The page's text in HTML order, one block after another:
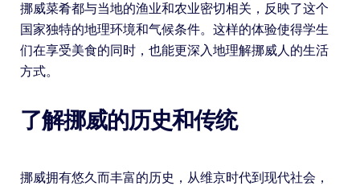
挪威菜肴都与当地的渔业和农业密切相关，反映了这个
国家独特的地理环境和气候条件。这样的体验使得学生
们在享受美食的同时，也能更深入地理解挪威人的生活
方式。
了解挪威的历史和传统
挪威拥有悠久而丰富的历史，从维京时代到现代社会，